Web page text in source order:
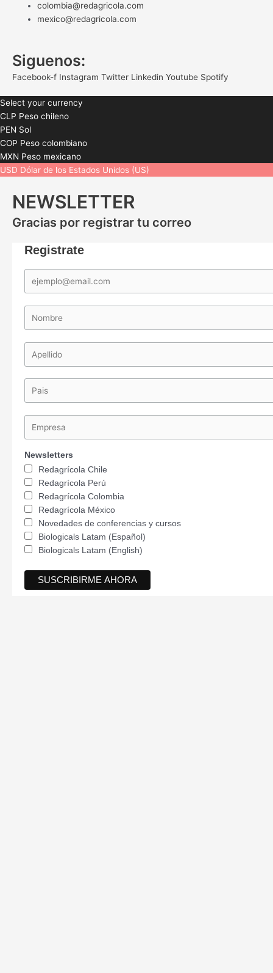
colombia@redagricola.com
mexico@redagricola.com
Siguenos:
Facebook-f Instagram Twitter Linkedin Youtube Spotify
Select your currency
CLP Peso chileno
PEN Sol
COP Peso colombiano
MXN Peso mexicano
USD Dólar de los Estados Unidos (US)
NEWSLETTER
Gracias por registrar tu correo
Registrate
Newsletters
Redagrícola Chile
Redagrícola Perú
Redagrícola Colombia
Redagrícola México
Novedades de conferencias y cursos
Biologicals Latam (Español)
Biologicals Latam (English)